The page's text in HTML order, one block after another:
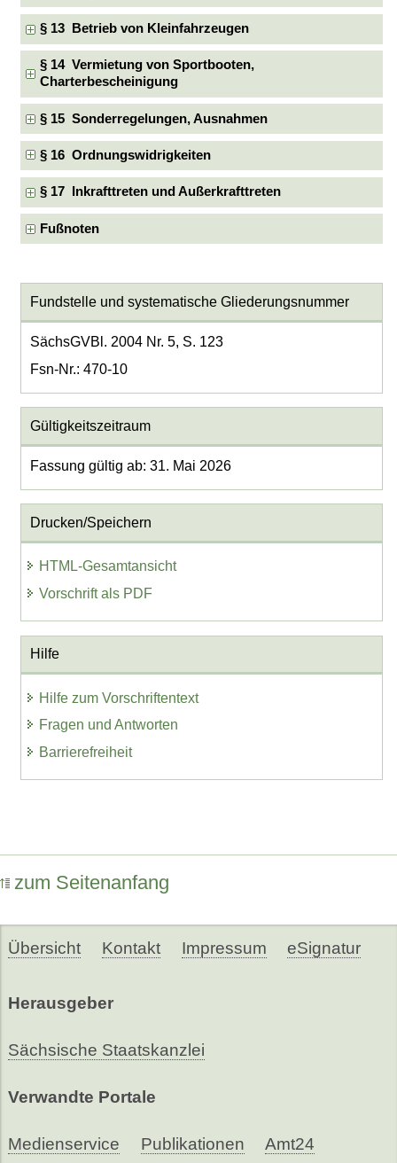
§ 13 Betrieb von Kleinfahrzeugen
§ 14 Vermietung von Sportbooten,
Charterbescheinigung
§ 15 Sonderregelungen, Ausnahmen
§ 16 Ordnungswidrigkeiten
§ 17 Inkrafttreten und Außerkrafttreten
Fußnoten
Fundstelle und systematische Gliederungsnummer
SächsGVBl. 2004 Nr. 5, S. 123
Fsn-Nr.: 470-10
Gültigkeitszeitraum
Fassung gültig ab: 31. Mai 2026
Drucken/Speichern
HTML-Gesamtansicht
Vorschrift als PDF
Hilfe
Hilfe zum Vorschriftentext
Fragen und Antworten
Barrierefreiheit
zum Seitenanfang
Übersicht Kontakt Impressum eSignatur
Herausgeber
Sächsische Staatskanzlei
Verwandte Portale
Medienservice Publikationen Amt24